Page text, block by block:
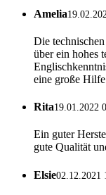
Amelia
Die
über ein hohes
eine große
Rita19.01.2022
Ein guter
gute Qualität
Elsie02.12.2021